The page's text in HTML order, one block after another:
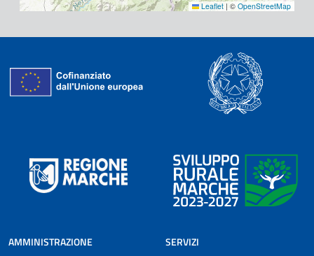
Leaflet | © OpenStreetMap
AMMINISTRAZIONE
SERVIZI